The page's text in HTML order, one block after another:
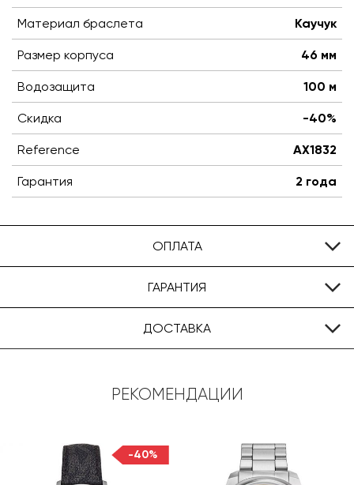
Материал браслета Каучук
Размер корпуса 46 мм
Водозащита 100 м
Скидка -40%
Reference AX1832
Гарантия 2 года
ОПЛАТА
ГАРАНТИЯ
ДОСТАВКА
РЕКОМЕНДАЦИИ
-40%